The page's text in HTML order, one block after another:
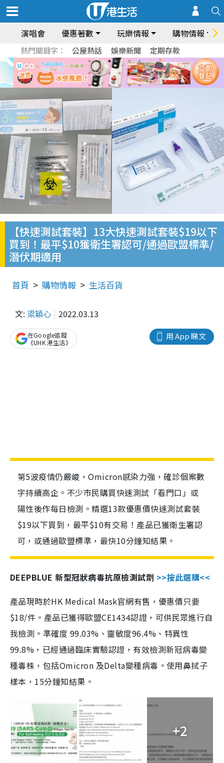
演唱會 優惠著數 玩樂情報 購物情報
熱門關鍵字： 公屋熱話 娛樂新聞 定期存款
【快速測試套裝】13大快速測試套裝$19以下
買到！最平$10獲衛生署認可/通過歐盟標準/
潛伏期適用
首頁 購物情報 生活百貨
文: 梁穎心 2022.03.13
用 App 睇文
在Google追蹤
《UHK 港生活》
第5波疫情仍嚴峻，Omicron感染力強，確診個案數
字持續高企。不少市民購買快速測試「看門口」或
陽性後作每日檢測。精選13款優惠價快速測試套裝
$19以下買到，最平$10有交易！產品已獲衛生署認
可，或通過歐盟標準，最快10分鐘知結果。
DEEPBLUE 新型冠狀病毒抗原檢測試劑 >>按此選購<<
產品現時於HK Medical Mask官網有售，優惠價只要
$18/件。產品已獲得歐盟CE1434認證，可供民眾進行自
我檢測。準確度 99.03%、靈敏度96.4%、特異性
99.8%，已經通過臨床實驗認證，有效檢測新冠病毒變
種毒株，包括Omicron 及Delta變種病毒。使用鼻拭子
樣本，15分鐘知結果。
+2